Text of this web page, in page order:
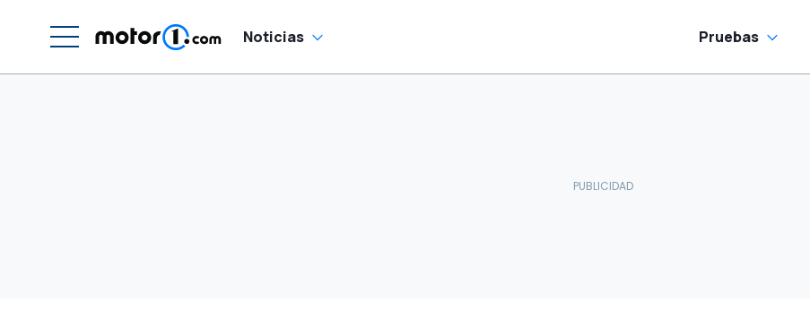
Noticias Pruebas